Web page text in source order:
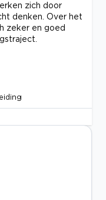
zich door
denken. Over het
zeker en goed